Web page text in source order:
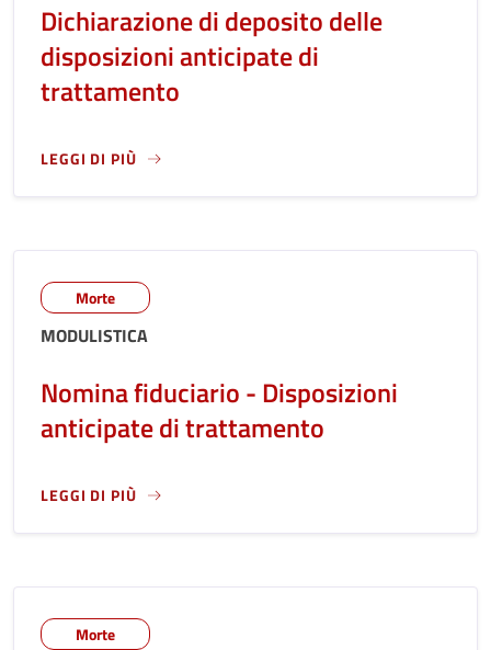
Dichiarazione di deposito delle
disposizioni anticipate di
trattamento
LEGGI DI PIÙ
LEGGI ANCORA RIGUARDO A: DICHIARAZIONE DI
Morte
MODULISTICA
Nomina fiduciario - Disposizioni
anticipate di trattamento
LEGGI DI PIÙ
LEGGI ANCORA RIGUARDO A: NOMINA FIDUCIARIO -
Morte